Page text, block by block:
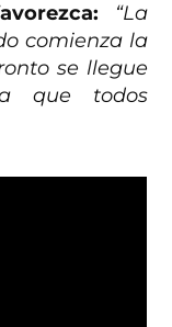
“La
comienza la
se llegue
que todos